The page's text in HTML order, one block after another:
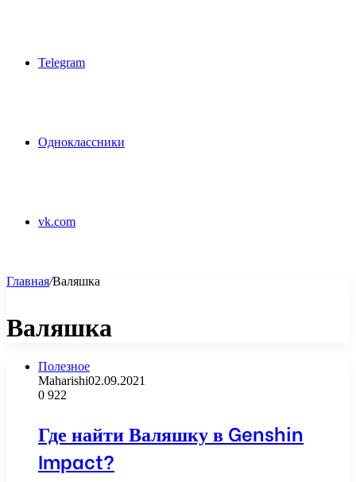
Telegram
Одноклассники
vk.com
Главная/Валяшка
Валяшка
Полезное
Maharishi02.09.2021
0 922
Где найти Валяшку в Genshin
Impact?